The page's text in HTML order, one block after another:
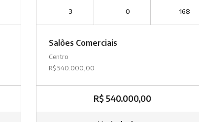
3 0 168
Salões Comerciais
Centro
R$ 540.000,00
R$ 540.000,00